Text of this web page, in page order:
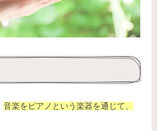
音楽をピアノという楽器を通じて、